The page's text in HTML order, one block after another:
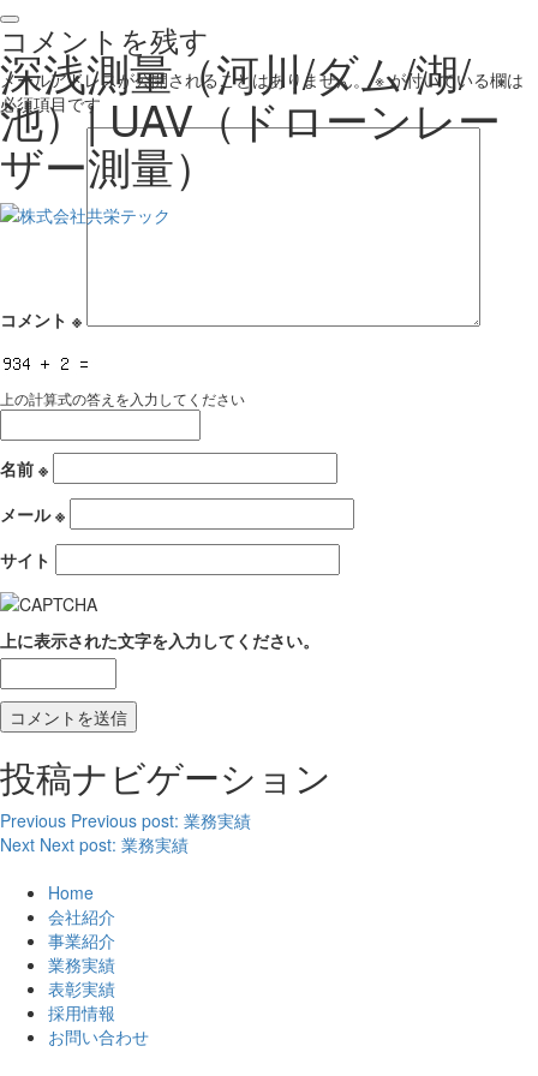
深浅測量（河川/ダム/湖/
池）| UAV（ドローンレー
ザー測量）
コメントを残す
メールアドレスが公開されることはありません。 ※が付いている欄は
必須項目です
コメント ※
上の計算式の答えを入力してください
名前 ※
メール※
サイト
上に表示された文字を入力してください。
投稿ナビゲーション
Previous Previous post: 業務実績
Next Next post: 業務実績
Home
会社紹介
事業紹介
業務実績
表彰実績
採用情報
お問い合わせ